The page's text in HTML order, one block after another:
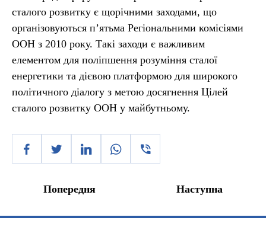
сталого розвитку є щорічними заходами, що
організовуються п’ятьма Регіональними комісіями
ООН з 2010 року. Такі заходи є важливим
елементом для поліпшення розуміння сталої
енергетики та дієвою платформою для широкого
політичного діалогу з метою досягнення Цілей
сталого розвитку ООН у майбутньому.
Попередня Наступна